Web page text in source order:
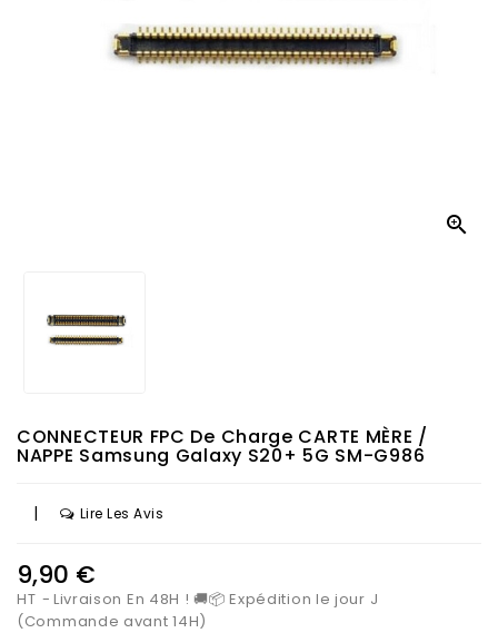

CONNECTEUR FPC De Charge CARTE MÈRE /
NAPPE Samsung Galaxy S20+ 5G SM-G986
| Lire Les Avis
9,90 €
HT
Livraison En 48H ! 🚚📦 Expédition le jour J
(Commande avant 14H)